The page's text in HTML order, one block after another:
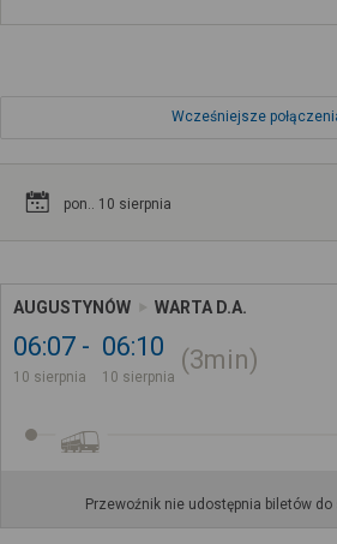
Wcześniejsze
pon.. 10 sierpnia
AUGUSTYNÓW WARTA D.A.
06:07
10 sierpnia
06:10
10 sierpnia
3min
Przewoźnik nie udostępnia biletów do